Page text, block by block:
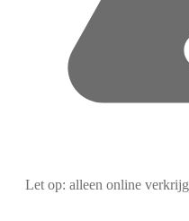
Let op: alleen online